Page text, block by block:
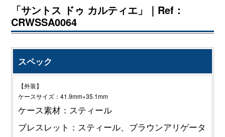
「サントス ドゥ カルティエ」｜Ref：
CRWSSA0064
スペック
【外装】
ケースサイズ：41.9mm×35.1mm
ケース素材：スティール
ブレスレット：スティール、ブラウンアリゲータ